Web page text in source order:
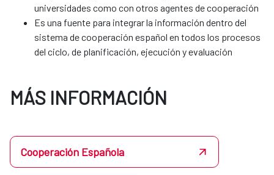
universidades como con otros agentes de cooperación
Es una fuente para integrar la información dentro del
sistema de cooperación español en todos los procesos
del ciclo, de planificación, ejecución y evaluación
MÁS INFORMACIÓN
Cooperación Española